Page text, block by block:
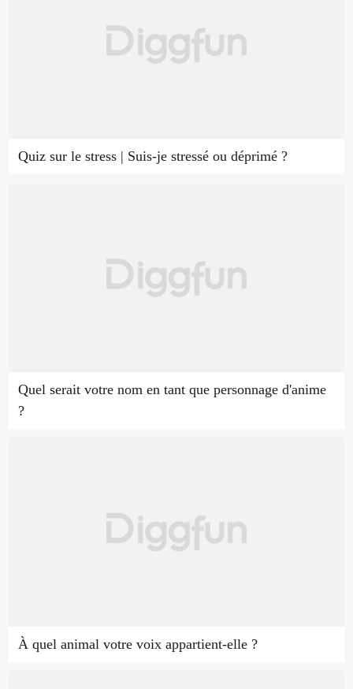
Quiz sur le stress | Suis-je stressé ou déprimé ?
Quel serait votre nom en tant que personnage d'anime
?
À quel animal votre voix appartient-elle ?